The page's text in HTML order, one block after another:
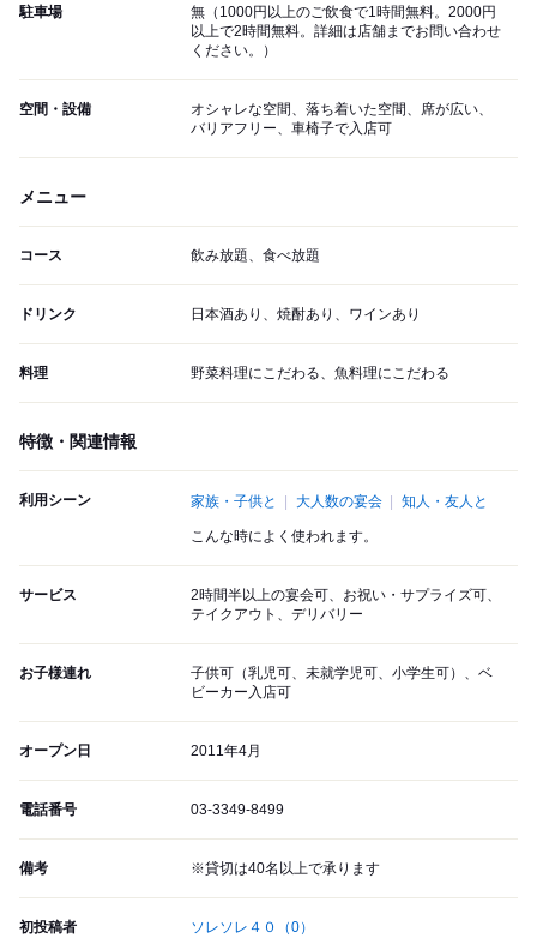
駐車場
無（1000円以上のご飲食で1時間無料。2000円
以上で2時間無料。詳細は店舗までお問い合わせ
ください。）
空間・設備
オシャレな空間、落ち着いた空間、席が広い、
バリアフリー、車椅子で入店可
メニュー
コース 飲み放題、食べ放題
ドリンク 日本酒あり、焼酎あり、ワインあり
料理 野菜料理にこだわる、魚料理にこだわる
特徴・関連情報
利用シーン 家族・子供と 大人数の宴会 知人・友人と
こんな時によく使われます。
サービス
2時間半以上の宴会可、お祝い・サプライズ可、
テイクアウト、デリバリー
お子様連れ
子供可（乳児可、未就学児可、小学生可）、ベ
ビーカー入店可
オープン日 2011年4月
電話番号 03-3349-8499
備考 ※貸切は40名以上で承ります
初投稿者 ソレソレ４０ （0）